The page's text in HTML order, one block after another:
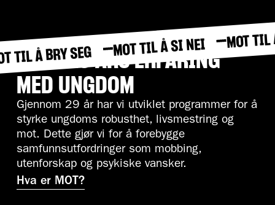
TIL Å BRY SEG MOT TIL Å SI NEI MOT TIL
OVER 29 ÅRS ERFARING
MED UNGDOM
Gjennom 29 år har vi utviklet programmer for å
styrke ungdoms robusthet, livsmestring og
mot. Dette gjør vi for å forebygge
samfunnsutfordringer som mobbing,
utenforskap og psykiske vansker.
Hva er MOT?